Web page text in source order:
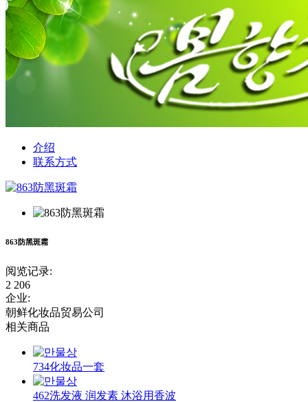
介绍
联系方式
863防黑斑霜
阅览记录:
2 206
企业:
朝鲜化妆品贸易公司
相关商品
734化妆品一套
462洗发液 润发素 沐浴用香波